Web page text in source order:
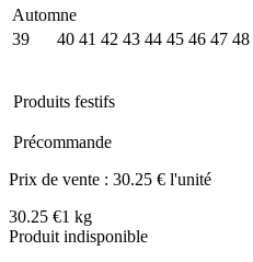
Automne
39
40 41 42 43 44 45 46 47 48
Produits festifs
Précommande
Prix de vente : 30.25 € l'unité
30.25 €1 kg
Produit indisponible